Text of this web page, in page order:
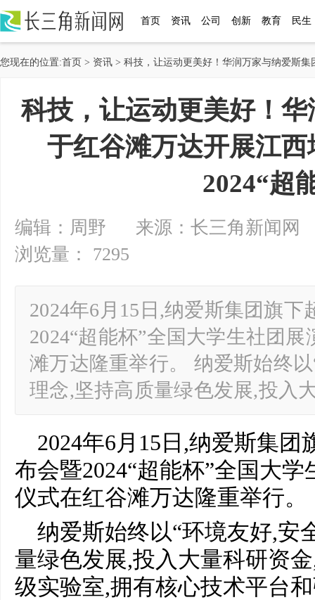
首页 资讯 公司 创新 教育 民生
您现在的位置:首页 > 资讯 > 科技，让运动更美好！华润万家与纳爱斯集
科技，让运动更美好！
于红谷滩万达开展江
2024“超
编辑：周野 来源：长三角新闻网
浏览量： 7295
2024年6月15日,纳爱斯集团旗
2024“超能杯”全国大学生社团
滩万达隆重举行。 纳爱斯始终
理念,坚持高质量绿色发展,投
2024年6月15日,纳爱斯集
布会暨2024“超能杯”全国大
仪式在红谷滩万达隆重举行。
纳爱斯始终以“环境友好,安
量绿色发展,投入大量科研资
级实验室,拥有核心技术平台